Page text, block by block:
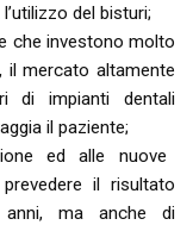
del bisturi;
che investono molto
il mercato altamente
di impianti dentali
il paziente;
ed alle nuove
il risultato
ma anche di